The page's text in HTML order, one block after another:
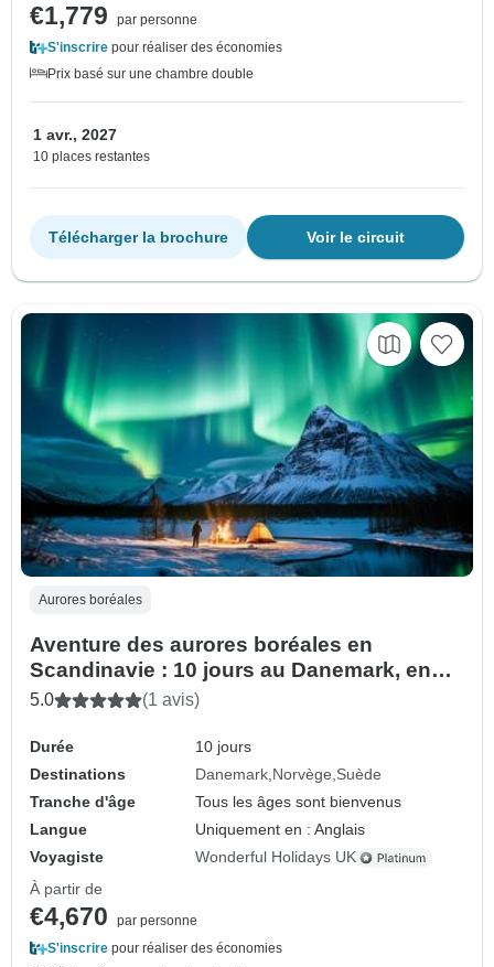
€1,779
par personne
S'inscrire pour réaliser des économies
Prix basé sur une chambre double
1 avr., 2027
10 places restantes
Voir le circuit
Télécharger la brochure
Aurores boréales
Aventure des aurores boréales en
Scandinavie : 10 jours au Danemark, en
Norvège et en Suède
5.0 (1 avis)
Durée
10 jours
Destinations
Danemark Norvège Suède
Tranche d'âge
Tous les âges sont bienvenus
Langue
Uniquement en : Anglais
Voyagiste
Wonderful Holidays UK
À partir de
€4,670
par personne
S'inscrire pour réaliser des économies